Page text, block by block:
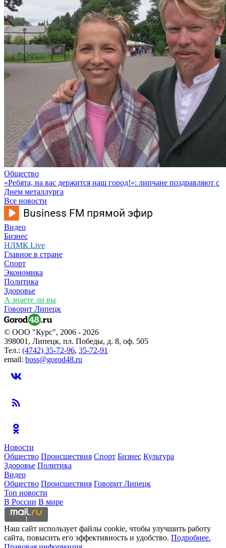
Общество
«Ребята, на вас держится наш город!»: липчане поздравляют с
Днем металлурга
Все новости
Видео
Бизнес
НЛМК Live
Главное в стране
Спорт
Экономика
Политика
Здоровье
А знаете ли вы
Говорит Липецк
© ООО "Курс", 2006 - 2026
398001, Липецк, пл. Победы, д. 8, оф. 505
Тел.: (4742) 35-72-96, 35-72-91
email: boss@gorod48.ru
Новости
Общество Происшествия Спорт Бизнес Культура
Здоровье Политика
Видео
Общество Происшествия Говорит Липецк
Топ новости
В России В мире
Наш сайт использует файлы cookie, чтобы улучшить работу
сайта, повысить его эффективность и удобство. Подробнее.